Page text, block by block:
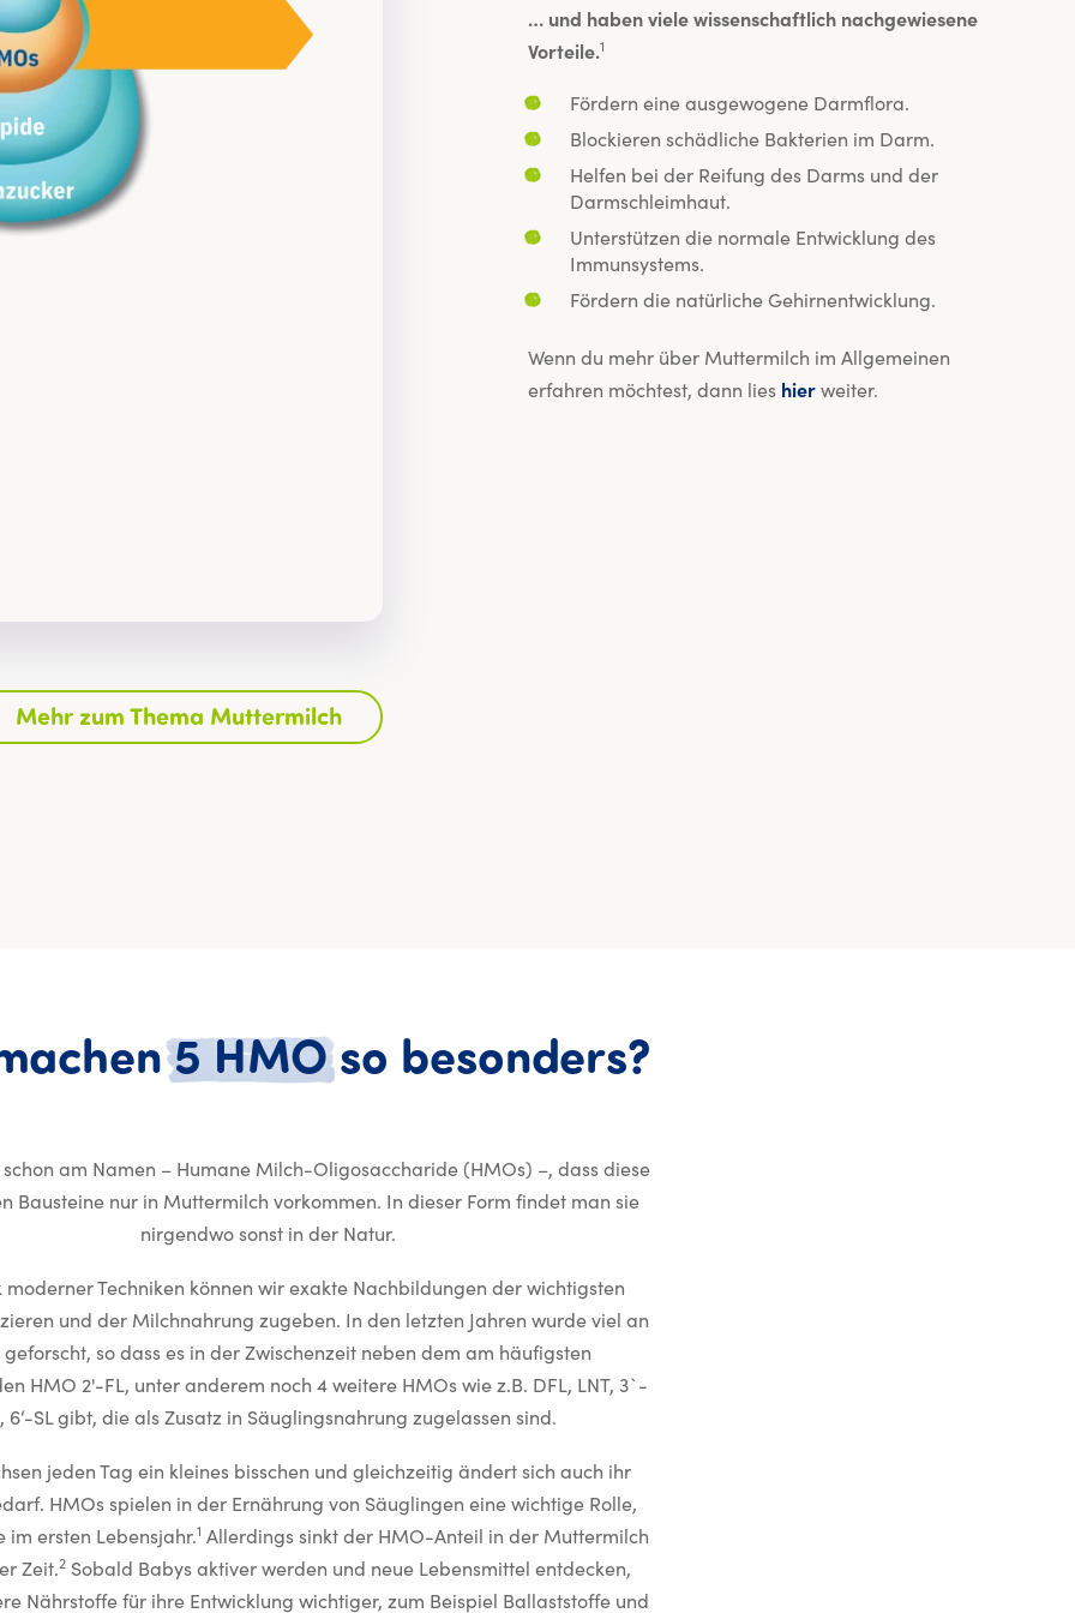
Mehr zum Thema Muttermilch
… und haben viele wissenschaftlich nachgewiesene
Vorteile.1
Fördern eine ausgewogene Darmflora.
Blockieren schädliche Bakterien im Darm.
Helfen bei der Reifung des Darms und der
Darmschleimhaut.
Unterstützen die normale Entwicklung des
Immunsystems.
Fördern die natürliche Gehirnentwicklung.
Wenn du mehr über Muttermilch im Allgemeinen
erfahren möchtest, dann lies hierweiter.
5 HMO so besonders?
am Namen – Humane Milch-Oligosaccharide (HMOs) –, dass diese
Bausteine nur in Muttermilch vorkommen. In dieser Form findet man sie
nirgendwo sonst in der Natur.
moderner Techniken können wir exakte Nachbildungen der wichtigsten
und der Milchnahrung zugeben. In den letzten Jahren wurde viel an
geforscht, so dass es in der Zwischenzeit neben dem am häufigsten
HMO 2'-FL, unter anderem noch 4 weitere HMOs wie z.B. DFL, LNT, 3`-
6‘-SL gibt, die als Zusatz in Säuglingsnahrung zugelassen sind.
jeden Tag ein kleines bisschen und gleichzeitig ändert sich auch ihr
HMOs spielen in der Ernährung von Säuglingen eine wichtige Rolle,
im ersten Lebensjahr.1 Allerdings sinkt der HMO-Anteil in der Muttermilch
Zeit.2Sobald Babys aktiver werden und neue Lebensmittel entdecken,
Nährstoffe für ihre Entwicklung wichtiger, zum Beispiel Ballaststoffe und